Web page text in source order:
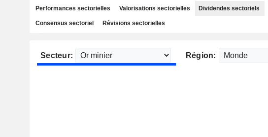
Performances sectorielles Valorisations sectorielles Dividendes sectoriels
Consensus sectoriel Révisions sectorielles
Secteur: Région: